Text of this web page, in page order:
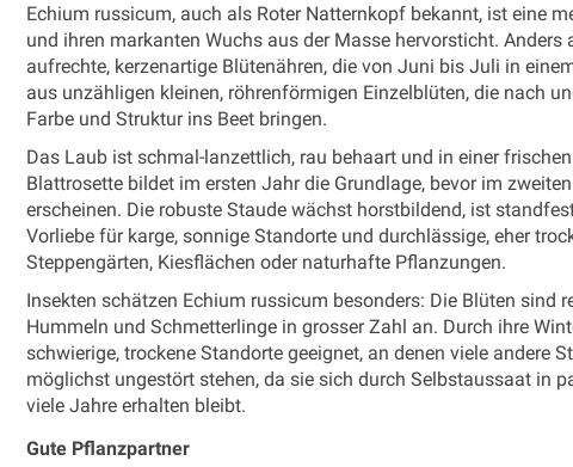
Echium russicum, auch als Roter Natternkopf bekannt, ist eine
und ihren markanten Wuchs aus der Masse hervorsticht.
aufrechte, kerzenartige Blütenähren, die von Juni bis Juli in
aus unzähligen kleinen, röhrenförmigen Einzelblüten, die nach
Farbe und Struktur ins Beet bringen.
Das Laub ist schmal-lanzettlich, rau behaart und in einer
Blattrosette bildet im ersten Jahr die Grundlage, bevor im
erscheinen. Die robuste Staude wächst horstbildend, ist
Vorliebe für karge, sonnige Standorte und durchlässige, eher
Steppengärten, Kiesflächen oder naturhafte Pflanzungen.
Insekten schätzen Echium russicum besonders: Die Blüten sind
Hummeln und Schmetterlinge in grosser Zahl an. Durch ihre
schwierige, trockene Standorte geeignet, an denen viele andere
möglichst ungestört stehen, da sie sich durch Selbstaussaat in
viele Jahre erhalten bleibt.
Gute Pflanzpartner